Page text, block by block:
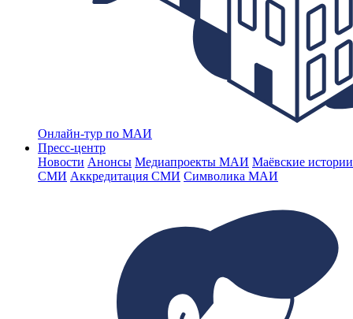
Онлайн-тур по МАИ
Пресс-центр
Новости Анонсы Медиапроекты МАИ Маёвские
СМИ Аккредитация СМИ Символика МАИ